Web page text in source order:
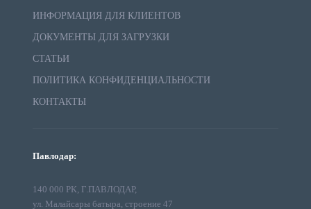
ИНФОРМАЦИЯ ДЛЯ КЛИЕНТОВ
ДОКУМЕНТЫ ДЛЯ ЗАГРУЗКИ
СТАТЬИ
ПОЛИТИКА КОНФИДЕНЦИАЛЬНОСТИ
КОНТАКТЫ
Павлодар:
140 000 РК, Г.ПАВЛОДАР,
ул. Малайсары батыра, строение 47